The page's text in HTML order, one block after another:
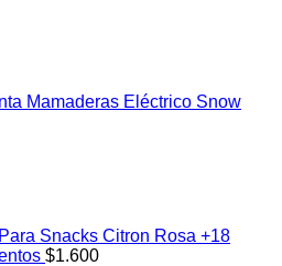
Mamaderas Eléctrico Snow
Snacks Citron Rosa +18
$1.600